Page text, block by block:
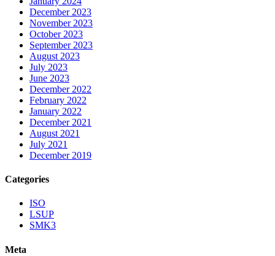
December 2023
November 2023
October 2023
September 2023
August 2023
July 2023
June 2023
December 2022
February 2022
January 2022
December 2021
August 2021
July 2021
December 2019
Categories
ISO
LSUP
SMK3
Meta